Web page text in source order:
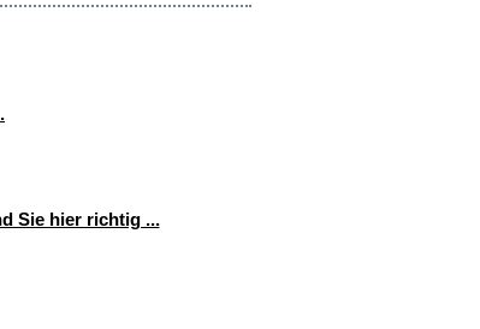
Sie hier richtig ...